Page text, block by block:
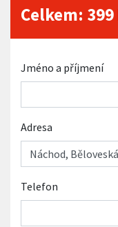
Celkem: 399
Jméno a příjmení
Adresa
Telefon